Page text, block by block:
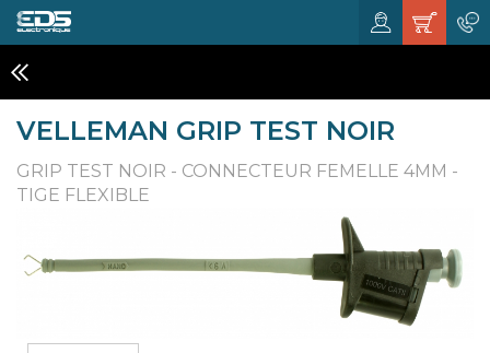
VELLEMAN GRIP TEST NOIR
GRIP TEST NOIR - CONNECTEUR FEMELLE 4MM -
TIGE FLEXIBLE